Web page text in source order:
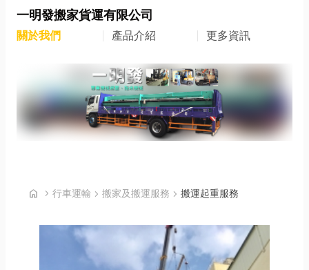
一明發搬家貨運有限公司
關於我們 產品介紹 更多資訊
home chevron_right 首頁
行車運輸 chevron_right 搬家及搬運服務 chevron_right 搬運起重服務